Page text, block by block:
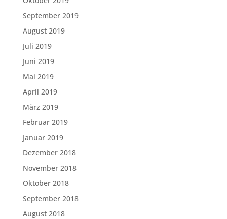
September 2019
August 2019
Juli 2019
Juni 2019
Mai 2019
April 2019
März 2019
Februar 2019
Januar 2019
Dezember 2018
November 2018
Oktober 2018
September 2018
August 2018